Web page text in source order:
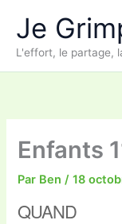
contenu
Je
L'effort, le partage,
Enfants
Par Ben/18
QUAND